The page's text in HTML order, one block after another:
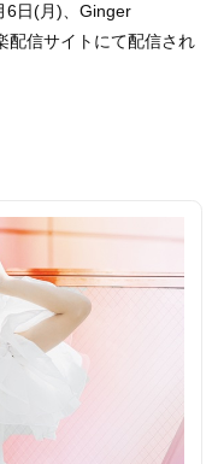
6日(月)、Ginger
配信サイトにて配信され